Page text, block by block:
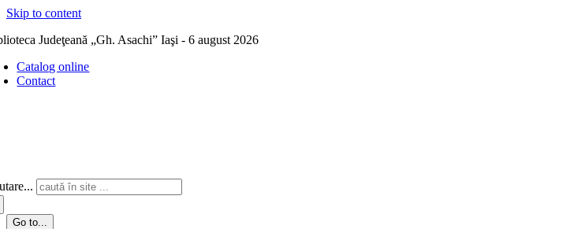
Skip to content
Judeţeană „Gh. Asachi” Iaşi - 6 august 2026
Catalog online
Contact
Go to...